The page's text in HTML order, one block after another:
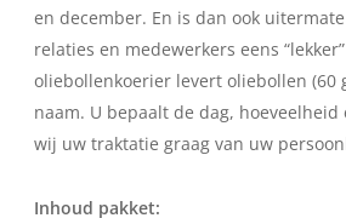
en december. En is dan ook
relaties en medewerkers eens
oliebollenkoerier levert oliebollen (60
naam. U bepaalt de dag,
wij uw traktatie graag van uw
Inhoud pakket: